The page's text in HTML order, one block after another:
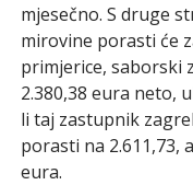
mjesečno. S druge
mirovine porasti će
primjerice, saborski
2.380,38 eura neto,
li taj zastupnik
porasti na 2.611,73,
eura.